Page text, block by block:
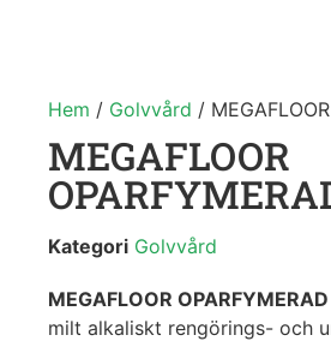
Hem / Golvvård /
MEGAFLOOR
Kategori Golvvård
MEGAFLOOR OPARFYMERAD
milt alkaliskt rengörings- och